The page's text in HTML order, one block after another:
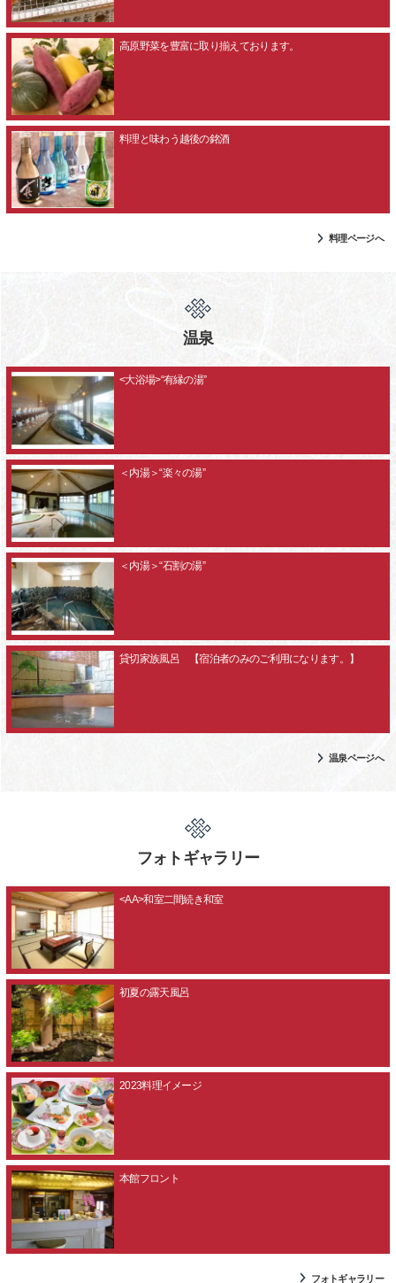
高原野菜を豊富に取り揃えております。
料理と味わう越後の銘酒
料理ページへ
温泉
<大浴場>“有縁の湯”
＜内湯＞“楽々の湯”
＜内湯＞“石割の湯”
貸切家族風呂 【宿泊者のみのご利用になります。】
温泉ページへ
フォトギャラリー
<AA>和室二間続き和室
初夏の露天風呂
2023料理イメージ
本館フロント
フォトギャラリー